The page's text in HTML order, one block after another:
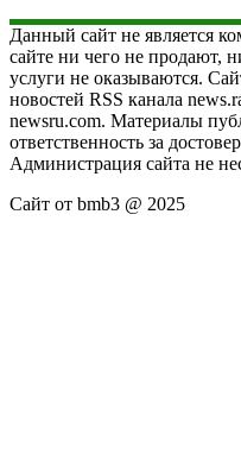
Данный сайт не является
сайте ни чего не продают,
услуги не оказываются.
новостей RSS канала
newsru.com. Материалы
ответственность за
Администрация сайта не
Сайт от bmb3 @ 2025